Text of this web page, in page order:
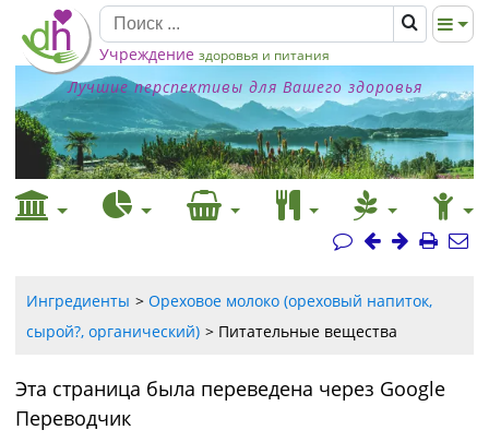
Учреждение здоровья и питания
Лучшие перспективы для Вашего здоровья
Ингредиенты
Ореховое молоко (ореховый напиток,
сырой?, органический)
Питательные вещества
Эта страница была переведена через Google
Переводчик